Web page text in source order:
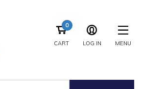
CART
0
LOG IN MENU